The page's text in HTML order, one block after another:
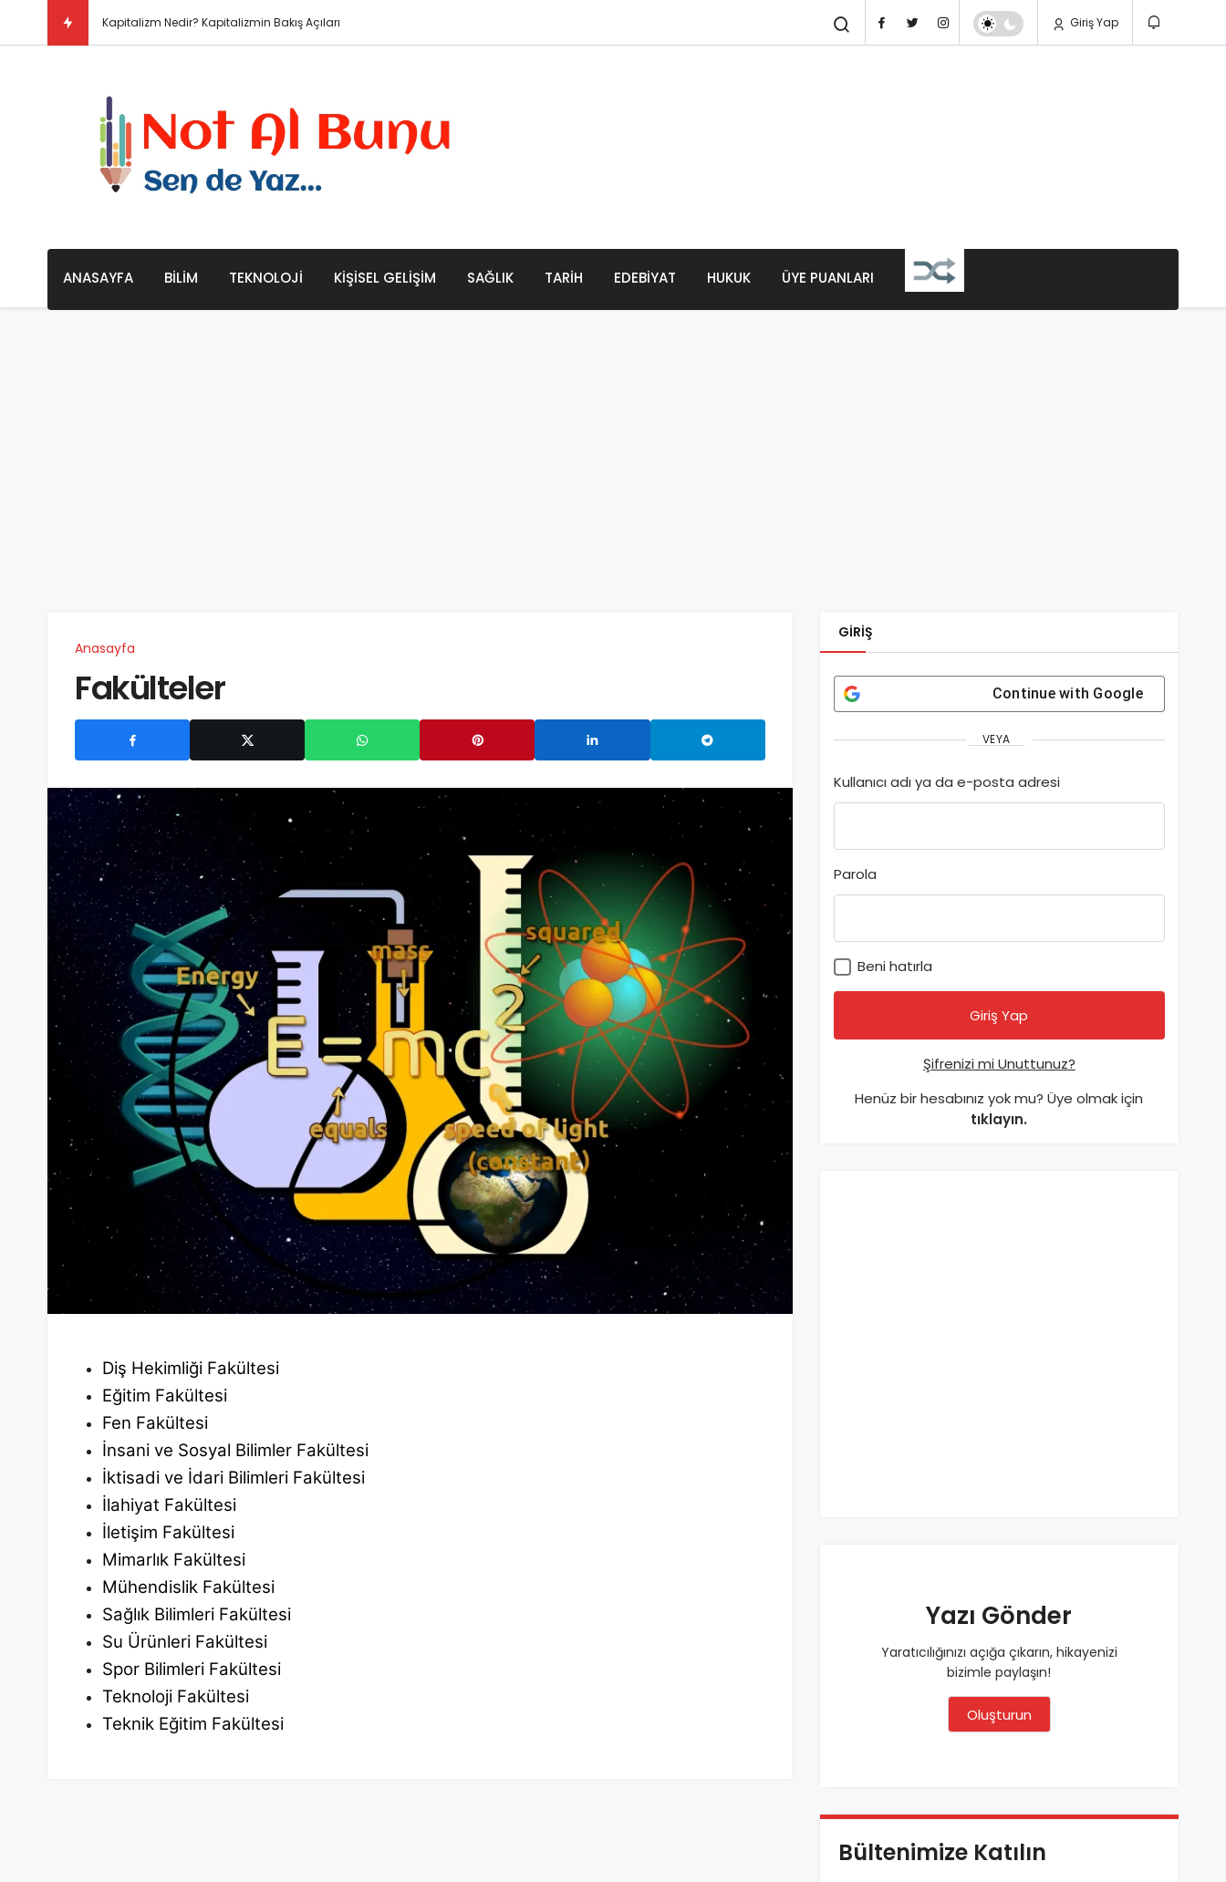
E Giriş Yap
ANASAYFA BILIM TEKNOLOJI KIŞISEL GELIŞIM SAĞLIK TARIH EDEBIYAT HUKUK ÜYE PUANLARI
Anasayfa
Fakülteler
Diş Hekimliği Fakültesi
Eğitim Fakültesi
Fen Fakültesi
İnsani ve Sosyal Bilimler Fakültesi
İktisadi ve İdari Bilimleri Fakültesi
İlahiyat Fakültesi
İletişim Fakültesi
Mimarlık Fakültesi
Mühendislik Fakültesi
Sağlık Bilimleri Fakültesi
Su Ürünleri Fakültesi
Spor Bilimleri Fakültesi
Teknoloji Fakültesi
Teknik Eğitim Fakültesi
GIRIŞ
Continue with Google
VEYA
Kullanıcı adı ya da e-posta adresi
Parola
Beni hatırla
Şifrenizi mi Unuttunuz?
Henüz bir hesabınız yok mu? Üye olmak için
tıklayın.
Yazı Gönder
Yaratıcılığınızı açığa çıkarın, hikayenizi
bizimle paylaşın!
Oluşturun
Bültenimize Katılın